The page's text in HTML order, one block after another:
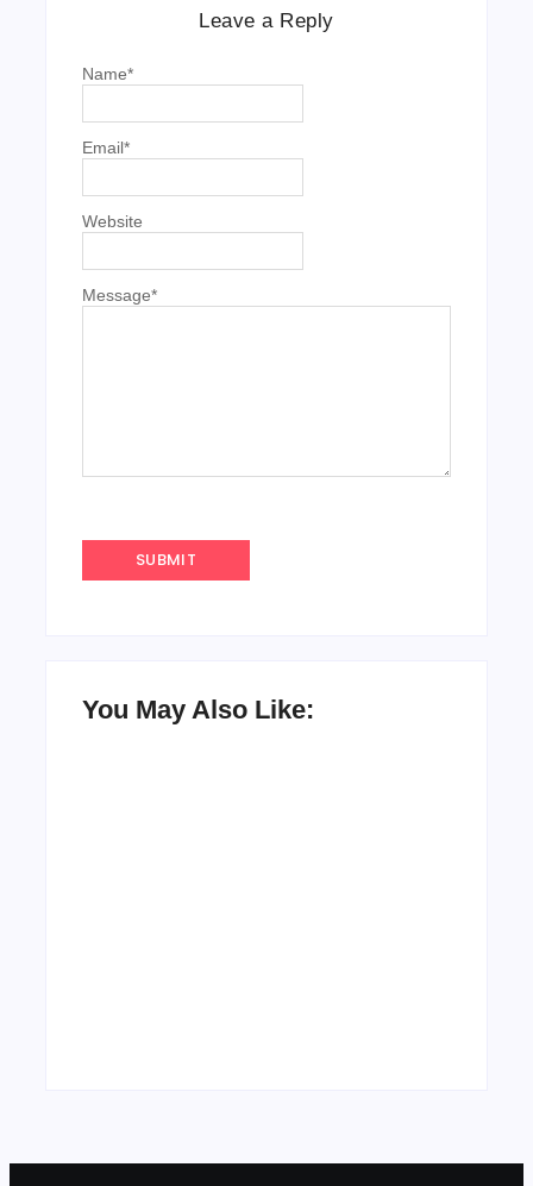
Leave a Reply
Message*
Name*
Email*
Website
You May Also Like: